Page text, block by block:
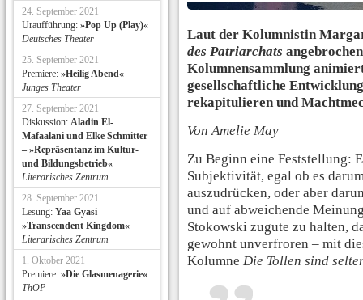
Laut der Kolumnistin
des Patriarchats
Kolumnensammlung
gesellschaftliche
rekapitulieren und
Von Amelie May
Zu Beginn eine Feststellung:
Subjektivität, egal ob es
auszudrücken, oder aber
und auf abweichende
Stokowski zugute zu halten,
gewohnt unverfroren – mit
Kolumne Die Tollen sind
24. September 2021
Uraufführung: »Pop Up (Play)«
Deutsches Theater
25. September 2021
Premiere: »Heilig Abend«
Junges Theater
27. September 2021
Diskussion: Aladin El-
Mafaalani und Elke Schmitter
– »Repräsentanz im Kultur-
und Bildungsbetrieb«
Literarisches Zentrum
28. September 2021
Lesung: Yaa Gyasi –
»Transcendent Kingdom«
Literarisches Zentrum
1. Oktober 2021
Premiere: »Die Glasmenagerie«
ThOP